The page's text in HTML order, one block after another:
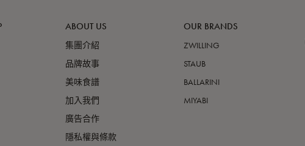
ABOUT US
集團介紹
品牌故事
美味食譜
加入我們
廣告合作
隱私權與條款
OUR BRANDS
ZWILLING
STAUB
BALLARINI
MIYABI